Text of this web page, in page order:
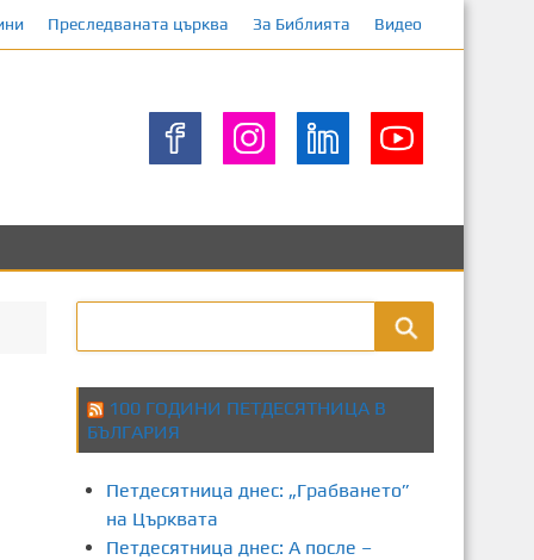
Преследваната църква За Библията Видео
100 ГОДИНИ ПЕТДЕСЯТНИЦА В
БЪЛГАРИЯ
Петдесятница днес: „Грабването”
на Църквата
Петдесятница днес: А после –